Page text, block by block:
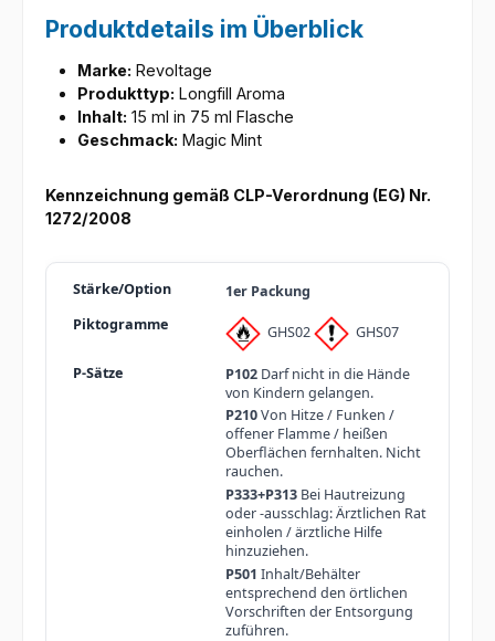
Produktdetails im Überblick
Marke: Revoltage
Produkttyp: Longfill Aroma
Inhalt: 15 ml in 75 ml Flasche
Geschmack: Magic Mint
Kennzeichnung gemäß CLP-Verordnung (EG) Nr.
1272/2008
1er Packung
GHS02 GHS07
P102Darf nicht in die Hände
von Kindern gelangen.
P210Von Hitze / Funken /
offener Flamme / heißen
Oberflächen fernhalten. Nicht
rauchen.
P333+P313Bei Hautreizung
oder -ausschlag: Ärztlichen Rat
einholen / ärztliche Hilfe
hinzuziehen.
P501 Inhalt/Behälter
entsprechend den örtlichen
Vorschriften der Entsorgung
zuführen.